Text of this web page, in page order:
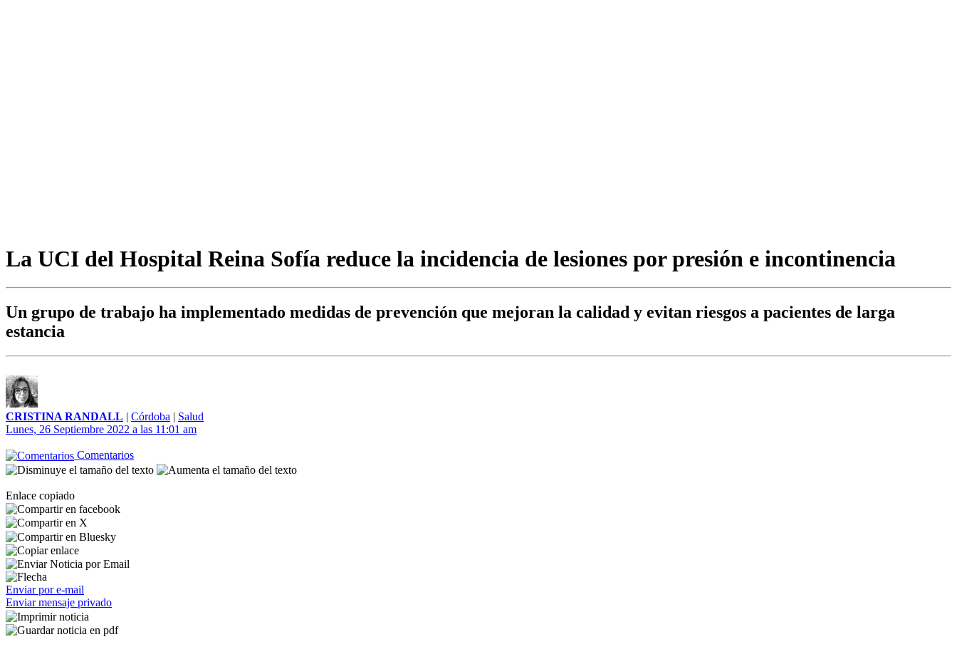
La UCI del Hospital Reina Sofía reduce la incidencia de lesiones por presión e incontinencia
Un grupo de trabajo ha implementado medidas de prevención que mejoran la calidad y evitan riesgos a pacientes de larga
estancia
CRISTINA RANDALL | Córdoba | Salud
Lunes, 26 Septiembre 2022 a las 11:01 am
Comentarios
Enlace copiado
Enviar por e-mail
Enviar mensaje privado